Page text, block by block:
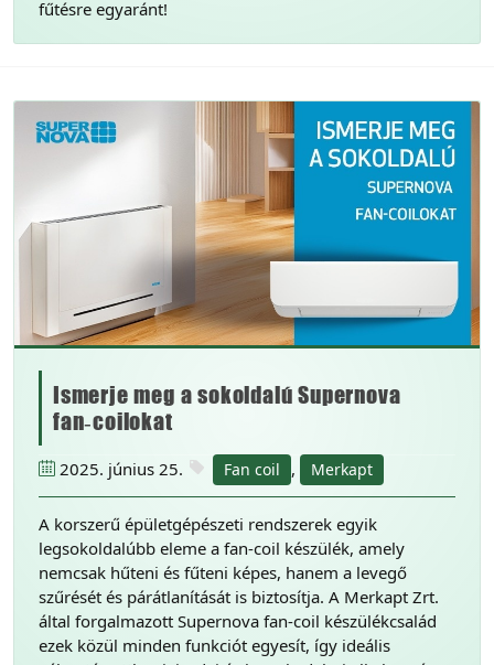
fűtésre egyaránt!
Ismerje meg a sokoldalú Supernova
fan‑coilokat
2025. június 25. Fan coil , Merkapt
A korszerű épületgépészeti rendszerek egyik
legsokoldalúbb eleme a fan-coil készülék, amely
nemcsak hűteni és fűteni képes, hanem a levegő
szűrését és párátlanítását is biztosítja. A Merkapt Zrt.
által forgalmazott Supernova fan-coil készülékcsalád
ezek közül minden funkciót egyesít, így ideális